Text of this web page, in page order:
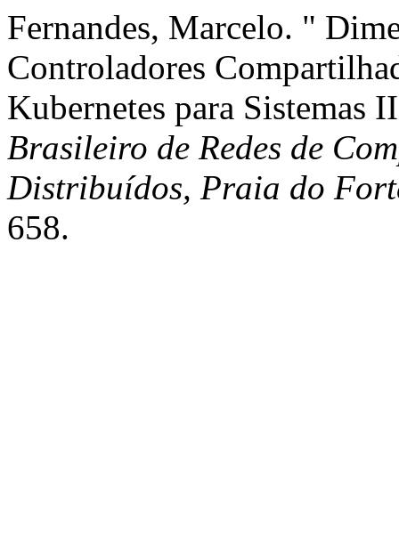
Fernandes, Marcelo. "
Controladores
Kubernetes para Sistemas
Brasileiro de Redes de
Distribuídos, Praia do
658.